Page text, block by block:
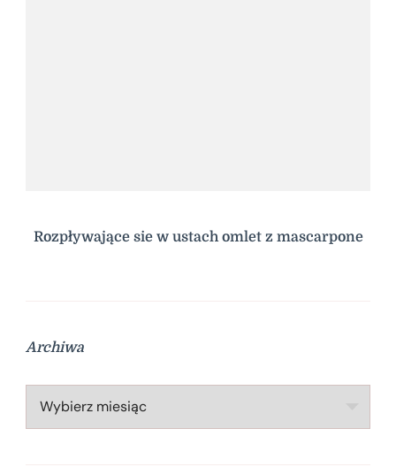
Rozpływające sie w ustach omlet z mascarpone
Archiwa
Archiwa